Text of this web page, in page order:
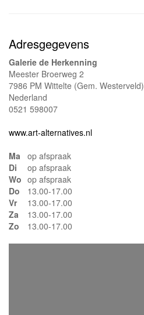
Adresgegevens
Galerie de Herkenning
Meester Broerweg 2
7986 PM Wittelte (Gem. Westerveld)
Nederland
0521 598007
www.art-alternatives.nl
Ma
op afspraak
Di
op afspraak
Wo op afspraak
Do
13.00-17.00
Vr
13.00-17.00
Za
13.00-17.00
Zo
13.00-17.00